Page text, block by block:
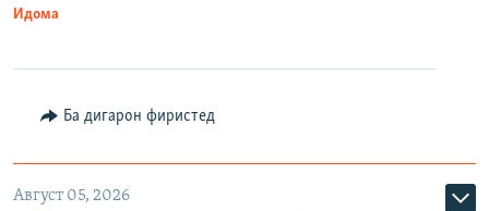
Идома
Ба дигарон фиристед
Август 05, 2026